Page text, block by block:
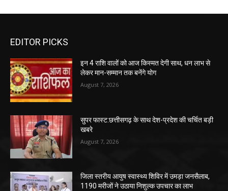
EDITOR PICKS
इन 4 राशि वालों को आज किस्मत देगी साथ, धन लाभ से
लेकर मान-सम्मान तक बनेंगे योग
August 7, 2026
सुपर फास्ट:छत्तीसगढ़ के साथ देश-प्रदेश की चर्चित बड़ी
खबरे
August 7, 2026
जिला स्तरीय आयुष स्वास्थ्य शिविर में उमड़ा जनसैलाब,
1190 मरीजों ने उठाया निशुल्क उपचार का लाभ